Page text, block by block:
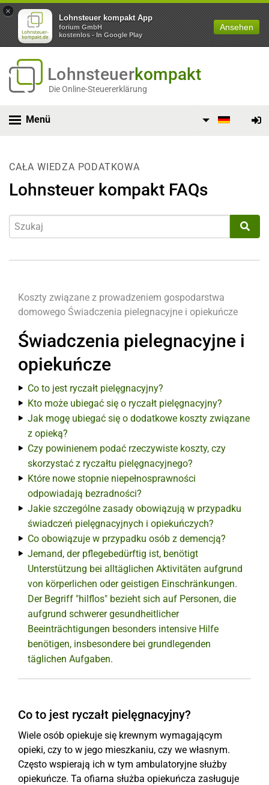
×
Lohnsteuer kompakt App
forium GmbH
kostenlos - In Google Play
Ansehen
Lohnsteuerkompakt
Die Online-Steuererklärung
Menü
CAŁA WIEDZA PODATKOWA
Lohnsteuer kompakt FAQs
Koszty związane z prowadzeniem gospodarstwa
domowego Świadczenia pielegnacyjne i opiekuńcze
Świadczenia pielegnacyjne i
opiekuńcze
Co to jest ryczałt pielęgnacyjny?
Kto może ubiegać się o ryczałt pielęgnacyjny?
Jak mogę ubiegać się o dodatkowe koszty związane
z opieką?
Czy powinienem podać rzeczywiste koszty, czy
skorzystać z ryczałtu pielęgnacyjnego?
Które nowe stopnie niepełnosprawności
odpowiadają bezradności?
Jakie szczególne zasady obowiązują w przypadku
świadczeń pielęgnacyjnych i opiekuńczych?
Co obowiązuje w przypadku osób z demencją?
Jemand, der pflegebedürftig ist, benötigt
Unterstützung bei alltäglichen Aktivitäten aufgrund
von körperlichen oder geistigen Einschränkungen.
Der Begriff "hilflos" bezieht sich auf Personen, die
aufgrund schwerer gesundheitlicher
Beeinträchtigungen besonders intensive Hilfe
benötigen, insbesondere bei grundlegenden
täglichen Aufgaben.
Co to jest ryczałt pielęgnacyjny?
Wiele osób opiekuje się krewnym wymagającym
opieki, czy to w jego mieszkaniu, czy we własnym.
Często wspierają ich w tym ambulatoryjne służby
opiekuńcze. Ta ofiarna służba opiekuńcza zasługuje